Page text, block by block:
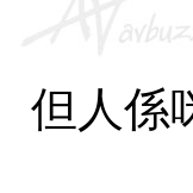
但人係